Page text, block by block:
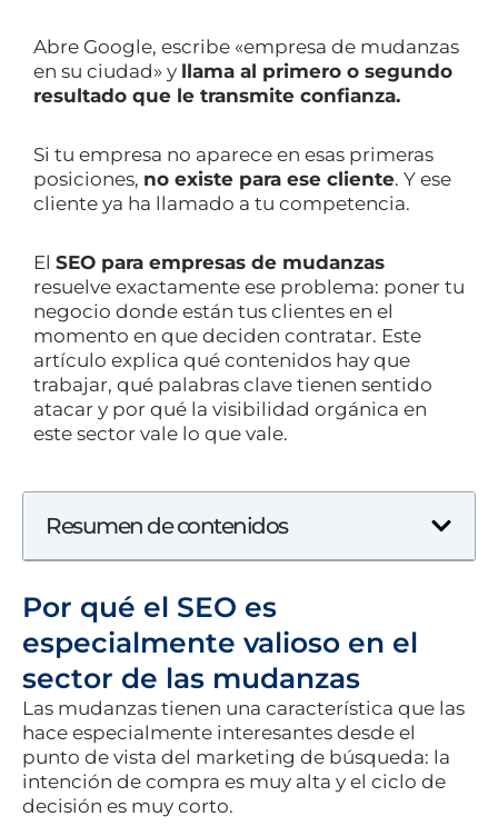
Abre Google, escribe «empresa de mudanzas
en su ciudad» y llama al primero o segundo
resultado que le transmite confianza.
Si tu empresa no aparece en esas primeras
posiciones, no existe para ese cliente. Y ese
cliente ya ha llamado a tu competencia.
El SEO para empresas de mudanzas
resuelve exactamente ese problema: poner tu
negocio donde están tus clientes en el
momento en que deciden contratar. Este
artículo explica qué contenidos hay que
trabajar, qué palabras clave tienen sentido
atacar y por qué la visibilidad orgánica en
este sector vale lo que vale.
Resumen de contenidos
Por qué el SEO es
especialmente valioso en el
sector de las mudanzas
Las mudanzas tienen una característica que las
hace especialmente interesantes desde el
punto de vista del marketing de búsqueda: la
intención de compra es muy alta y el ciclo de
decisión es muy corto.